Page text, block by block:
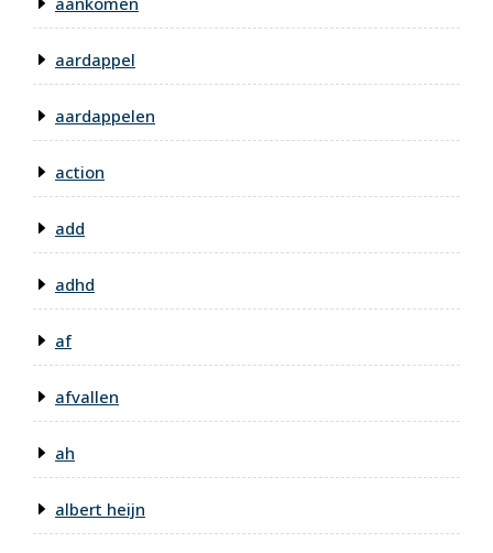
aardappel
aardappelen
action
add
adhd
af
afvallen
ah
albert heijn